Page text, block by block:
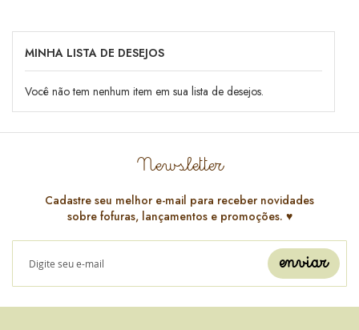
MINHA LISTA DE DESEJOS
Você não tem nenhum item em sua lista de desejos.
Newsletter
Cadastre seu melhor e-mail para receber novidades
sobre fofuras, lançamentos e promoções. ♥️
enviar